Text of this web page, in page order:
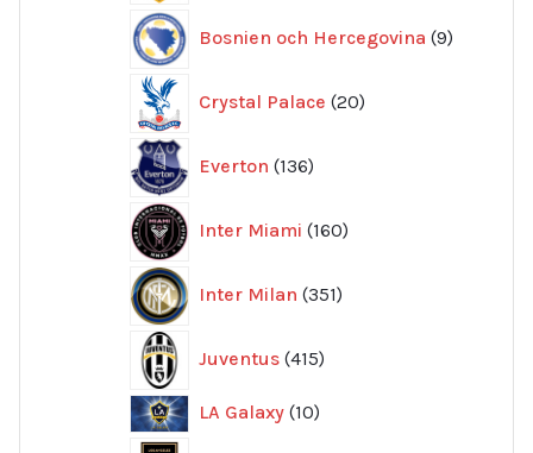
Bosnien och Hercegovina 9
produkter
Crystal Palace 20
produkter
Everton 136
produkter
Inter Miami 160
produkter
Inter Milan 351
produkter
Juventus 415
produkter
LA Galaxy 1010